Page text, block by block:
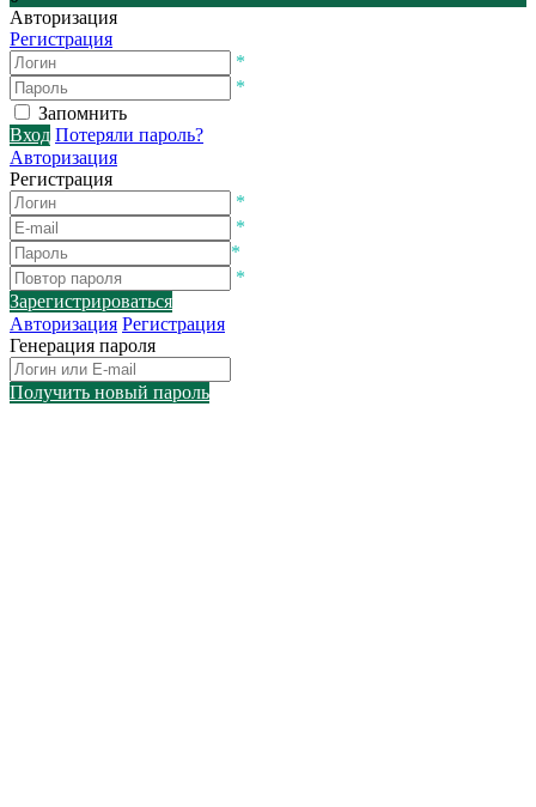
Авторизация
Регистрация
*
*
Запомнить
Вход Потеряли пароль?
Авторизация
Регистрация
*
*
*
*
Зарегистрироваться
Авторизация Регистрация
Генерация пароля
Получить новый пароль